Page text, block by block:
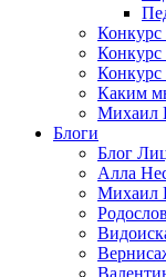
Конкурс
Конкурс
Конкурс
Каким
Михаил
Блоги
Блог
Алла
Михаил